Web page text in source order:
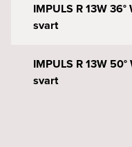
IMPULS R 13W
svart
IMPULS R 13W
svart